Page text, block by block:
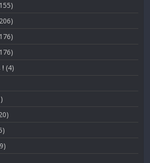
! (4)